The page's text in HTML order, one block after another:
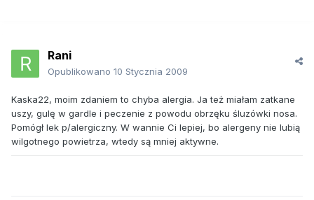
Rani
Opublikowano 10 Stycznia 2009
Kaska22, moim zdaniem to chyba alergia. Ja też miałam zatkane
uszy, gulę w gardle i peczenie z powodu obrzęku śluzówki nosa.
Pomógł lek p/alergiczny. W wannie Ci lepiej, bo alergeny nie lubią
wilgotnego powietrza, wtedy są mniej aktywne.